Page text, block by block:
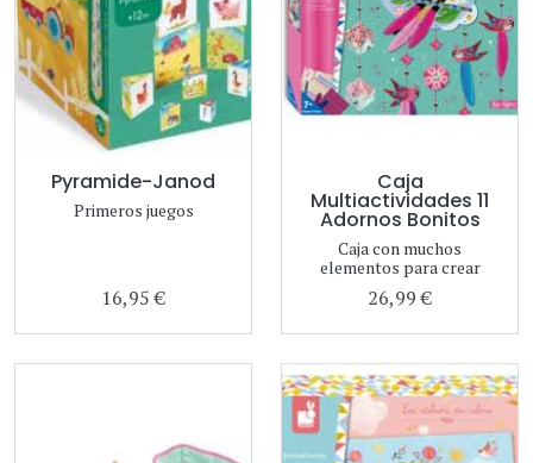
Pyramide-Janod
Primeros juegos
16,95 €
Caja
Multiactividades 11
Adornos Bonitos
Caja con muchos
elementos para crear
26,99 €